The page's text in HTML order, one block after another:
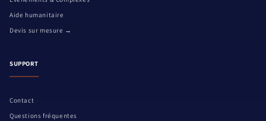
Aide humanitaire
Devis sur mesure →
SUPPORT
Contact
Questions fréquentes